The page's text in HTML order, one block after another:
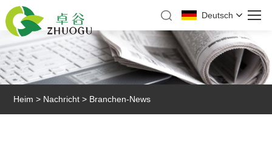
Deutsch
Heim > Nachricht > Branchen-News